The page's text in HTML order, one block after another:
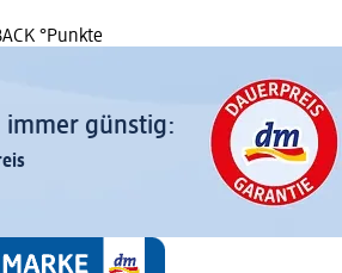
°Punkte
immer günstig: